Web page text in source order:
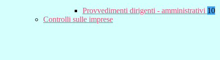
Provvedimenti dirigenti - amministrativi 10
Controlli sulle imprese